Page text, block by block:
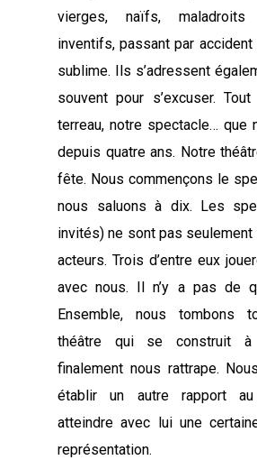
vierges, naïfs,
inventifs, passant par accident
sublime. Ils s’adressent
souvent pour s’excuser.
terreau, notre spectacle… que
depuis quatre ans. Notre
fête. Nous commençons le
nous saluons à dix. Les
invités) ne sont pas seulement
acteurs. Trois d’entre eux
avec nous. Il n’y a pas de
Ensemble, nous tombons
théâtre qui se construit
finalement nous rattrape.
établir un autre rapport
atteindre avec lui une
représentation.